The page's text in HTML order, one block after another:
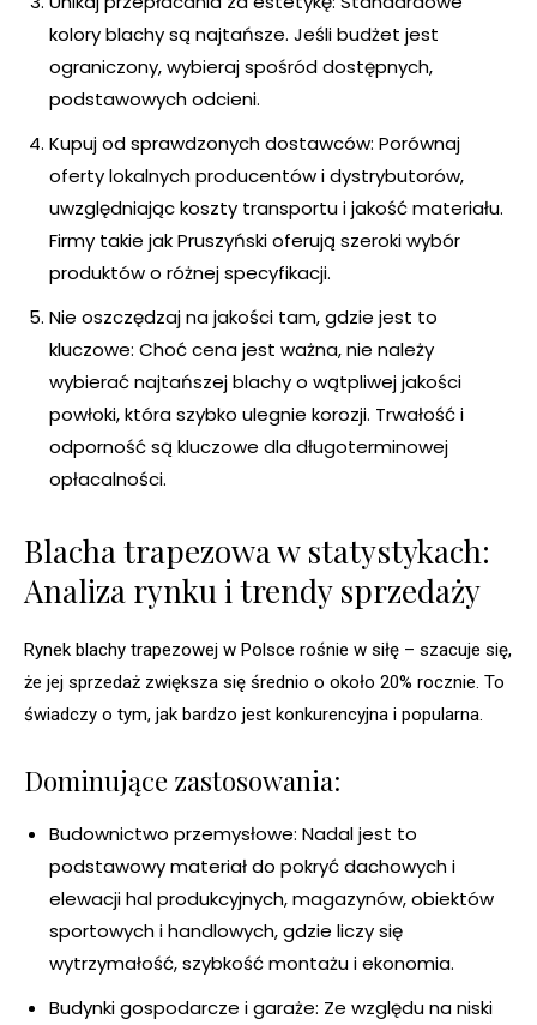
kolory blachy są najtańsze. Jeśli budżet jest
ograniczony, wybieraj spośród dostępnych,
podstawowych odcieni.
Kupuj od sprawdzonych dostawców: Porównaj
oferty lokalnych producentów i dystrybutorów,
uwzględniając koszty transportu i jakość materiału.
Firmy takie jak Pruszyński oferują szeroki wybór
produktów o różnej specyfikacji.
Nie oszczędzaj na jakości tam, gdzie jest to
kluczowe: Choć cena jest ważna, nie należy
wybierać najtańszej blachy o wątpliwej jakości
powłoki, która szybko ulegnie korozji. Trwałość i
odporność są kluczowe dla długoterminowej
opłacalności.
Blacha trapezowa w statystykach:
Analiza rynku i trendy sprzedaży
Rynek blachy trapezowej w Polsce rośnie w siłę – szacuje się,
że jej sprzedaż zwiększa się średnio o około 20% rocznie. To
świadczy o tym, jak bardzo jest konkurencyjna i popularna.
Dominujące zastosowania:
Budownictwo przemysłowe: Nadal jest to
podstawowy materiał do pokryć dachowych i
elewacji hal produkcyjnych, magazynów, obiektów
sportowych i handlowych, gdzie liczy się
wytrzymałość, szybkość montażu i ekonomia.
Budynki gospodarcze i garaże: Ze względu na niski